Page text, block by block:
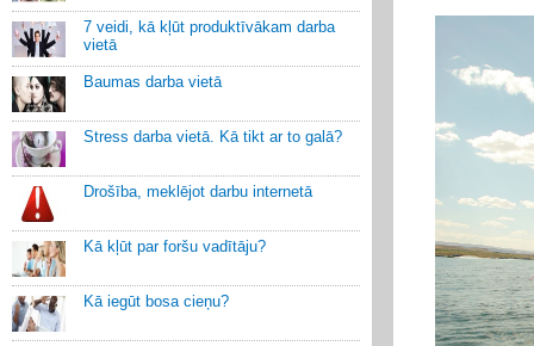
7 veidi, kā kļūt produktīvākam darba
vietā
Baumas darba vietā
Stress darba vietā. Kā tikt ar to galā?
Drošība, meklējot darbu internetā
Kā kļūt par foršu vadītāju?
Kā iegūt bosa cieņu?